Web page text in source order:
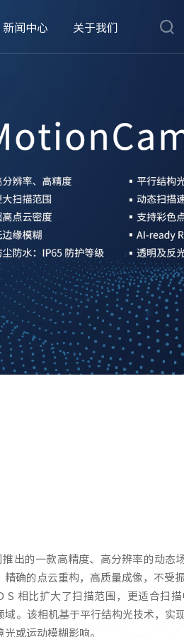
新闻中心 关于我们
出的一款高精度、高分辨率的动态
确的点云重构，高质量成像，不受
相比扩大了扫描范围，更适合扫
。该相机基于平行结构光技术，实
或运动模糊影响。